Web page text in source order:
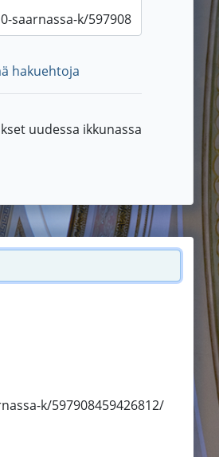
hakuehtoja
uudessa ikkunassa
k/597908459426812/